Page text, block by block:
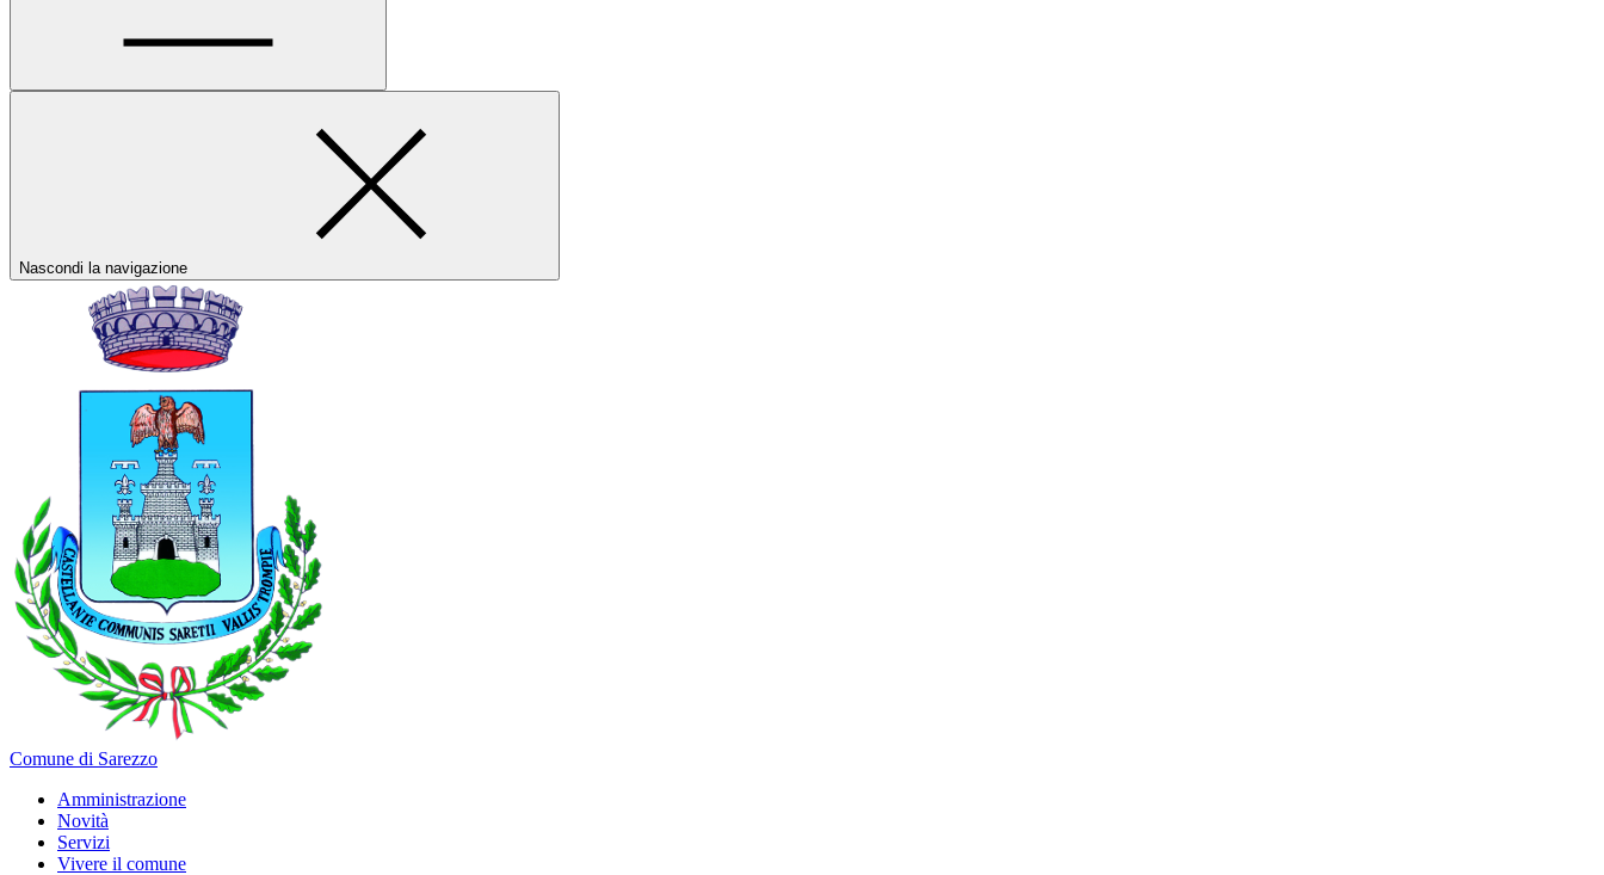
Nascondi la navigazione
Comune di Sarezzo
Amministrazione
Novità
Servizi
Vivere il comune